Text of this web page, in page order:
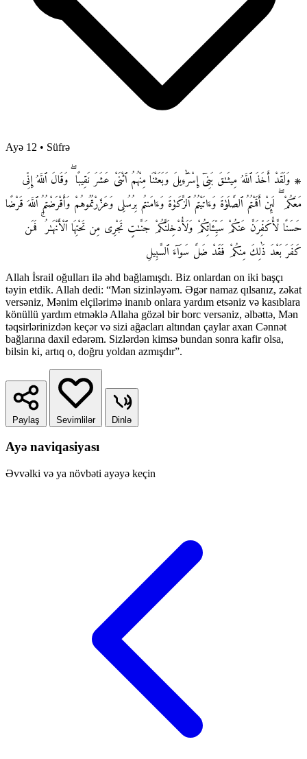
Ayə 12 • Süfrə
۞ وَلَقَدْ أَخَذَ ٱللَّهُ مِيثَـٰقَ بَنِىٓ إِسْرَٰٓءِيلَ وَبَعَثْنَا مِنْهُمُ ٱثْنَىْ عَشَرَ نَقِيبًا ۖ وَقَالَ ٱللَّهُ إِنِّى
مَعَكُمْ ۖ لَئِنْ أَقَمْتُمُ ٱلصَّلَوٰةَ وَءَاتَيْتُمُ ٱلزَّكَوٰةَ وَءَامَنتُم بِرُسُلِى وَعَزَّرْتُمُوهُمْ وَأَقْرَضْتُمُ ٱللَّهَ قَرْضًا
حَسَنًا لَّأُكَفِّرَنَّ عَنكُمْ سَيِّـَٔاتِكُمْ وَلَأُدْخِلَنَّكُمْ جَنَّـٰتٍ تَجْرِى مِن تَحْتِهَا ٱلْأَنْهَـٰرُ ۚ فَمَن
كَفَرَ بَعْدَ ذَٰلِكَ مِنكُمْ فَقَدْ ضَلَّ سَوَآءَ ٱلسَّبِيلِ
Allah İsrail oğulları ilə əhd bağlamışdı. Biz onlardan on iki başçı
təyin etdik. Allah dedi: “Mən sizinləyəm. Əgər namaz qılsanız, zəkat
versəniz, Mənim elçilərimə inanıb onlara yardım etsəniz və kasıblara
könüllü yardım etməklə Allaha gözəl bir borc versəniz, əlbəttə, Mən
təqsirlərinizdən keçər və sizi ağacları altından çaylar axan Cənnət
bağlarına daxil edərəm. Sizlərdən kimsə bundan sonra kafir olsa,
bilsin ki, artıq o, doğru yoldan azmışdır”.
Paylaş Sevimlilər Dinlə
Ayə naviqasiyası
Əvvəlki və ya növbəti ayəyə keçin